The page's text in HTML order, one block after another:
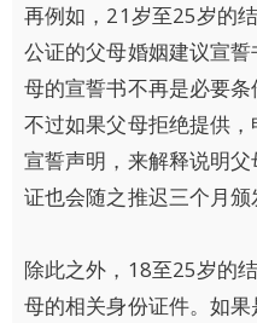
再例如，21岁至25岁的
公证的父母婚姻建议宣
母的宣誓书不再是必要条
不过如果父母拒绝提供
宣誓声明，来解释说明
证也会随之推迟三个月颁
除此之外，18至25岁的
母的相关身份证件。如